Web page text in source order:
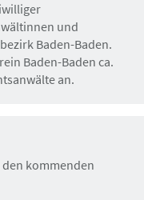
und
Baden-Baden.
Baden-Baden ca.
an.
kommenden